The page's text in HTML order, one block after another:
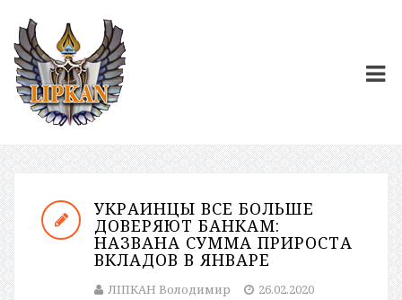
УКРАИНЦЫ ВСЕ БОЛЬШЕ
ДОВЕРЯЮТ БАНКАМ:
НАЗВАНА СУММА ПРИРОСТА
ВКЛАДОВ В ЯНВАРЕ
ЛІПКАН Володимир
26.02.2020